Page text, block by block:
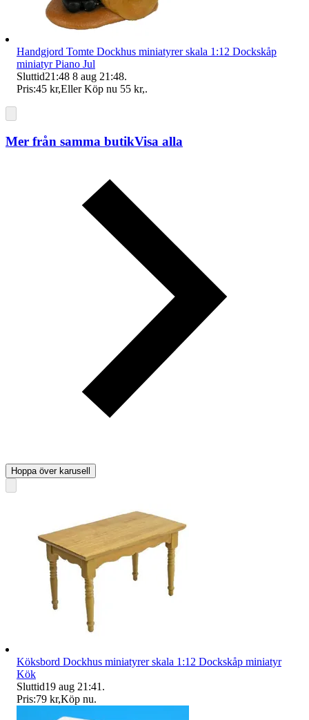
Handgjord Tomte Dockhus miniatyrer skala 1:12 Dockskåp
miniatyr Piano Jul
Sluttid21:48 8 aug 21:48.
Pris:45 kr,Eller Köp nu 55 kr,.
Mer från samma butikVisa alla
Hoppa över karusell
Köksbord Dockhus miniatyrer skala 1:12 Dockskåp miniatyr
Kök
Sluttid19 aug 21:41 .
Pris:79 kr,Köp nu.